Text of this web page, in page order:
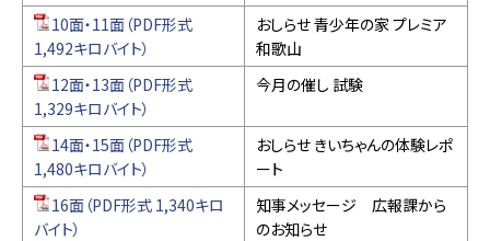
10面・11面（PDF形式
1,492キロバイト）
おしらせ 青少年の家 プレミア
和歌山
12面・13面（PDF形式
1,329キロバイト）
今月の催し 試験
14面・15面（PDF形式
1,480キロバイト）
おしらせ きいちゃんの体験レポ
ート
16面（PDF形式 1,340キロ
バイト）
知事メッセージ 広報課から
のお知らせ